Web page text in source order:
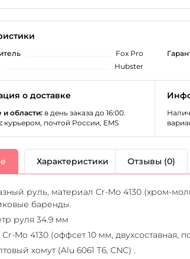
Fox Pro
Hubster
о доставке
области: в день заказа до 16:00.
курьером, почтой России, EMS
Характеристики Отзывы (0)
руль, материал Cr-Mo 4130 (хром-
баренды.
руля 34.9 мм
Mo 4130 (оффсет 10 мм, двухсоставная,
хомут (Alu 6061 T6, CNC) .